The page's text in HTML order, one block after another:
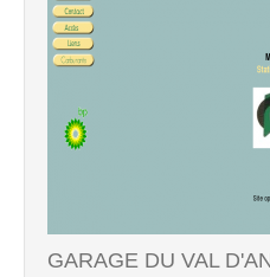
GARAGE DU VAL